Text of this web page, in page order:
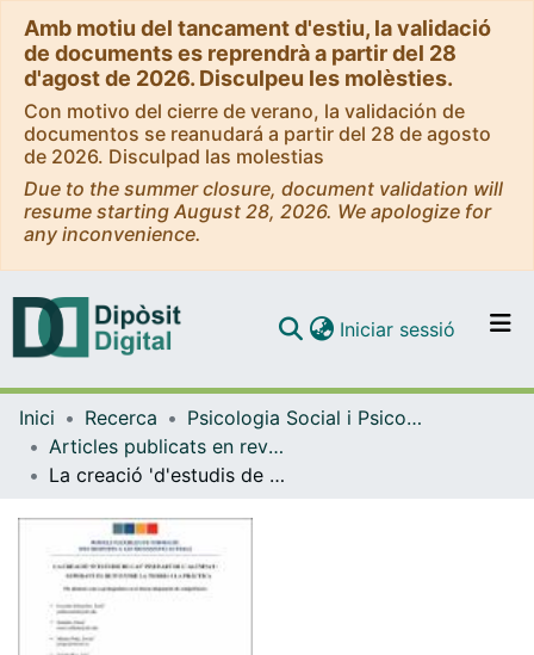
Amb motiu del tancament d'estiu, la validació
de documents es reprendrà a partir del 28
d'agost de 2026. Disculpeu les molèsties.
Con motivo del cierre de verano, la validación de
documentos se reanudará a partir del 28 de agosto
de 2026. Disculpad las molestias
Due to the summer closure, document validation will
resume starting August 28, 2026. We apologize for
any inconvenience.
Navega per tot el DD
Contacte
Iniciar sessió (current)
Inici Recerca
Psicologia Social i Psicologia Quantitativa
Articles publicats en revistes (Psicologia Social i Psicologia Quantitativa)
La creació 'd'estudis de cas' per part de l'alumnat: superant el buit entre la teoria i la pràctica. Els alumnes com a protagonistes en el desenvolupament de competències